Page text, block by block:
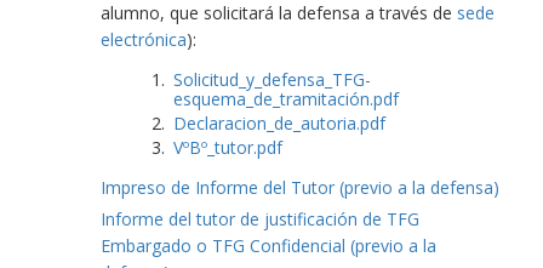
alumno, que solicitará la defensa a través de sede
electrónica):
Solicitud_y_defensa_TFG-
esquema_de_tramitación.pdf
Declaracion_de_autoria.pdf
VºBº_tutor.pdf
Impreso de Informe del Tutor (previo a la defensa)
Informe del tutor de justificación de TFG
Embargado o TFG Confidencial (previo a la